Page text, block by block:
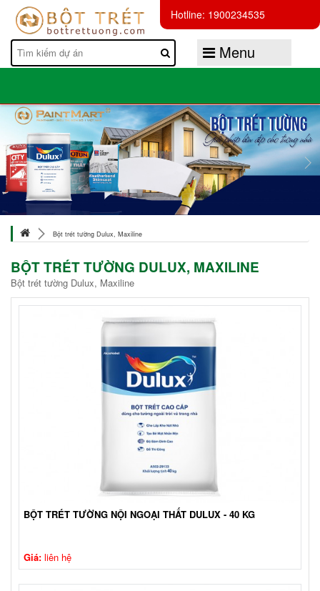
Hotline: 1900234535
Menu
Bột trét tường Dulux, Maxiline
BỘT TRÉT TƯỜNG DULUX, MAXILINE
Bột trét tường Dulux, Maxiline
BỘT TRÉT TƯỜNG NỘI NGOẠI THẤT DULUX - 40 KG
Giá: liên hệ